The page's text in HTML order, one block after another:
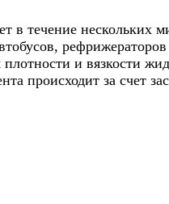
в течение
и вязкости
происходит за счет